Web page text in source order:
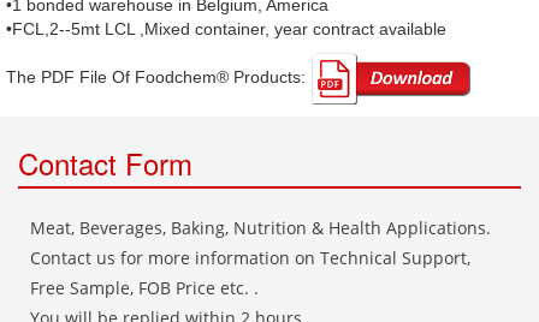
•1 bonded warehouse in Belgium, America
•FCL,2--5mt LCL ,Mixed container, year contract available
The PDF File Of Foodchem® Products: